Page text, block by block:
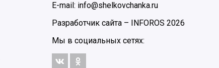
E-mail: info@shelkovchanka.ru
Разработчик сайта –
INFOROS 2026
Мы в социальных сетях: